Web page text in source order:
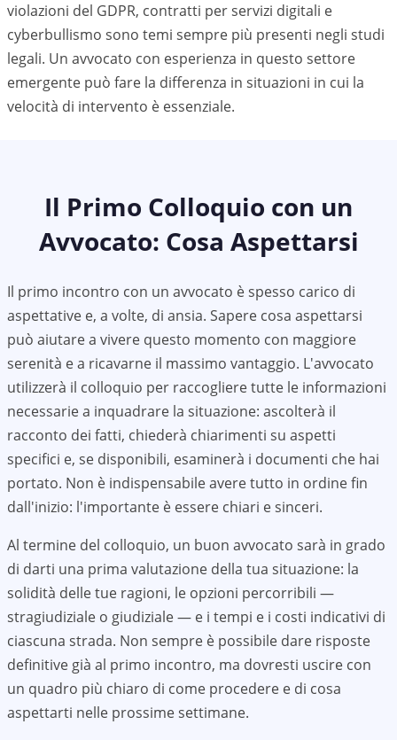
violazioni del GDPR, contratti per servizi digitali e
cyberbullismo sono temi sempre più presenti negli studi
legali. Un avvocato con esperienza in questo settore
emergente può fare la differenza in situazioni in cui la
velocità di intervento è essenziale.
Il Primo Colloquio con un
Avvocato: Cosa Aspettarsi
Il primo incontro con un avvocato è spesso carico di
aspettative e, a volte, di ansia. Sapere cosa aspettarsi
può aiutare a vivere questo momento con maggiore
serenità e a ricavarne il massimo vantaggio. L'avvocato
utilizzerà il colloquio per raccogliere tutte le informazioni
necessarie a inquadrare la situazione: ascolterà il
racconto dei fatti, chiederà chiarimenti su aspetti
specifici e, se disponibili, esaminerà i documenti che hai
portato. Non è indispensabile avere tutto in ordine fin
dall'inizio: l'importante è essere chiari e sinceri.
Al termine del colloquio, un buon avvocato sarà in grado
di darti una prima valutazione della tua situazione: la
solidità delle tue ragioni, le opzioni percorribili —
stragiudiziale o giudiziale — e i tempi e i costi indicativi di
ciascuna strada. Non sempre è possibile dare risposte
definitive già al primo incontro, ma dovresti uscire con
un quadro più chiaro di come procedere e di cosa
aspettarti nelle prossime settimane.